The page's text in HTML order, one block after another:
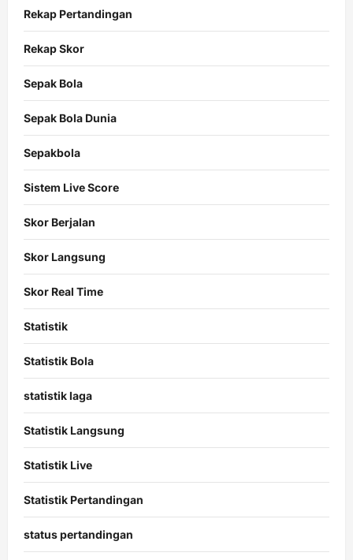
Rekap Pertandingan
Rekap Skor
Sepak Bola
Sepak Bola Dunia
Sepakbola
Sistem Live Score
Skor Berjalan
Skor Langsung
Skor Real Time
Statistik
Statistik Bola
statistik laga
Statistik Langsung
Statistik Live
Statistik Pertandingan
status pertandingan